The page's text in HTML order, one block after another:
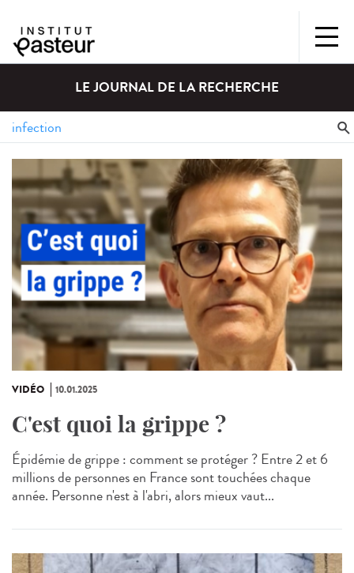
LE JOURNAL DE LA RECHERCHE
VIDÉO 10.01.2025
C'est quoi la grippe ?
Épidémie de grippe : comment se protéger ? Entre 2 et 6
millions de personnes en France sont touchées chaque
année. Personne n'est à l'abri, alors mieux vaut...